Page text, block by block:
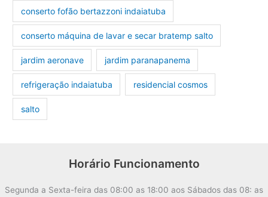
conserto fofão bertazzoni indaiatuba
conserto máquina de lavar e secar bratemp salto
jardim aeronave jardim paranapanema
refrigeração indaiatuba residencial cosmos
salto
Horário Funcionamento
Segunda a Sexta-feira das 08:00 as 18:00 aos Sábados das 08: as